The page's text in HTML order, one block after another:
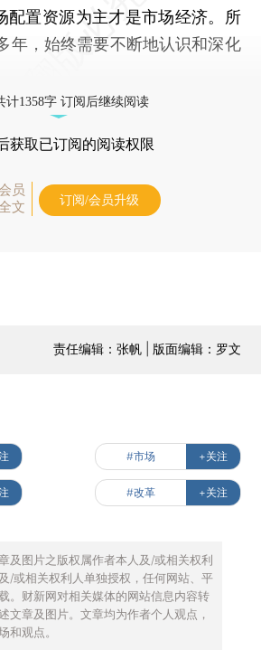
配置资源为主才是市场经济。所
年，始终需要不断地认识和深化
计1358字 订阅后继续阅读
获取已订阅的阅读权限
员
文
订阅/会员升级
责任编辑：张帆 | 版面编辑：罗文
#市场 +关注
#改革 +关注
及图片之版权属作者本人及/或相关权利
/或相关权利人单独授权，任何网站、平
。财新网对相关媒体的网站信息内容转
文章及图片。文章均为作者个人观点，
和观点。